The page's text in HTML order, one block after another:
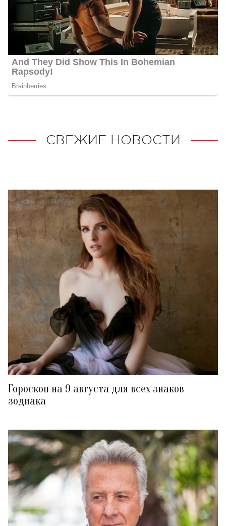
СВЕЖИЕ НОВОСТИ
Гороскоп на 9 августа для всех знаков
зодиака